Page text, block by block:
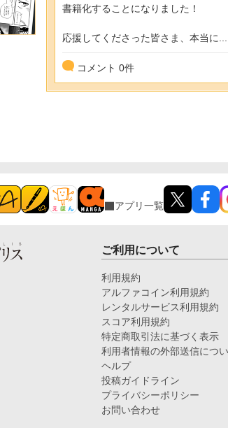
書籍化することになりました！
応援してくださった皆さま、本当に...
コメント 0件
アプリ一覧
ご利用について
利用規約
アルファコイン利用規約
レンタルサービス利用規約
スコア利用規約
特定商取引法に基づく表示
利用者情報の外部送信につ
ヘルプ
投稿ガイドライン
プライバシーポリシー
お問い合わせ